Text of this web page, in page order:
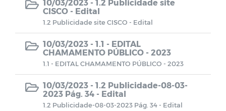
Tomada de Preços 001/2023
Chamamento 002/2023
Chamamento 001/2023
0001/2022
10/03/2023 - 1.2 Publicidade site
CISCO - Edital
1.2 Publicidade site CISCO - Edital
10/03/2023 - 1.1 - EDITAL
CHAMAMENTO PÚBLICO - 2023
1.1 - EDITAL CHAMAMENTO PÚBLICO - 2023
10/03/2023 - 1.2 Publicidade-08-03-
2023 Pág. 34 - Edital
1.2 Publicidade-08-03-2023 Pág. 34 - Edital